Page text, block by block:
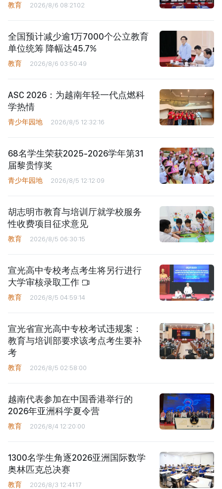
教育 2026/8/6 08:21:02
全国预计减少逾1万7000个公立教育
单位统筹 降幅达45.7%
教育 2026/8/6 03:50:49
ASC 2026：为越南年轻一代点燃科
学热情
青少年园地 2026/8/5 12:32:16
68名学生荣获2025-2026学年第31
届黎贵惇奖
青少年园地 2026/8/5 12:12:09
胡志明市教育与培训厅就学校服务
性收费项目征求意见
教育 2026/8/5 06:30:15
宣光高中专校考点考生将另行进行
大学审核录取工作
教育 2026/8/5 04:59:14
宣光省宣光高中专校考试违规案：
教育与培训部要求该考点考生要补
考
教育 2026/8/5 02:58:00
越南代表参加在中国香港举行的
2026年亚洲科学夏令营
教育 2026/8/4 12:20:00
1300名学生角逐2026亚洲国际数学
奥林匹克总决赛
教育 2026/8/3 12:41:17